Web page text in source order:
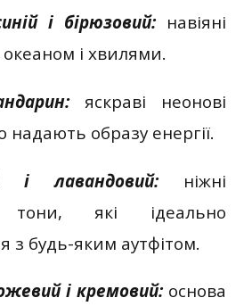
і бірюзовий:навіяні
океаном і хвилями.
яскраві неонові
образу енергії.
і лавандовий:ніжні
тони, які ідеально
з будь-яким аутфітом.
і кремовий:основа